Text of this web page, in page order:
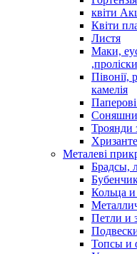
квіти
Квіти
Листя
Маки,
Півонії,
камелія
Паперові
Троянди
Металеві
Брадсы,
Кольца
Петли и
Топсы и